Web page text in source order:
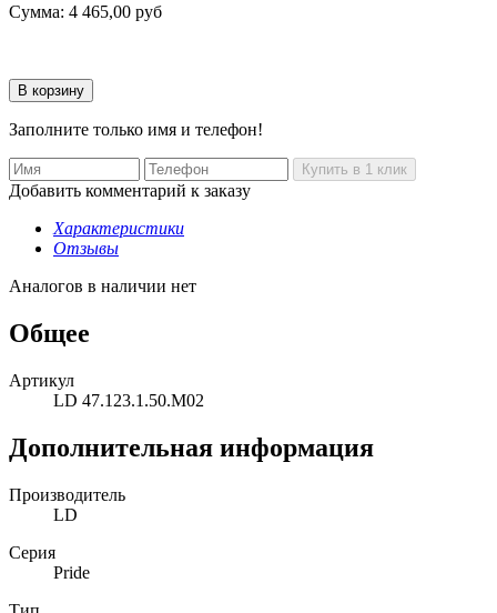
Сумма: 4 465,00 руб
Заполните только имя и телефон!
Добавить комментарий к заказу
Характеристики
Отзывы
Аналогов в наличии нет
Общее
Артикул
LD 47.123.1.50.M02
Дополнительная информация
Производитель
LD
Серия
Pride